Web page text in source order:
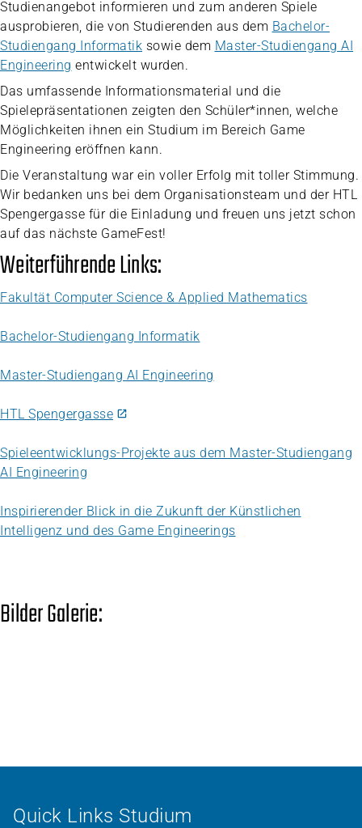
Studienangebot informieren und zum anderen Spiele
ausprobieren, die von Studierenden aus dem Bachelor-
Studiengang Informatik sowie dem Master-Studiengang AI
Engineering entwickelt wurden.
Das umfassende Informationsmaterial und die
Spielepräsentationen zeigten den Schüler*innen, welche
Möglichkeiten ihnen ein Studium im Bereich Game
Engineering eröffnen kann.
Die Veranstaltung war ein voller Erfolg mit toller Stimmung.
Wir bedanken uns bei dem Organisationsteam und der HTL
Spengergasse für die Einladung und freuen uns jetzt schon
auf das nächste GameFest!
Weiterführende Links:
Fakultät Computer Science & Applied Mathematics
Bachelor-Studiengang Informatik
Master-Studiengang AI Engineering
HTL Spengergasse
Spieleentwicklungs-Projekte aus dem Master-Studiengang
AI Engineering
Inspirierender Blick in die Zukunft der Künstlichen
Intelligenz und des Game Engineerings
Bilder Galerie:
Quick Links Studium